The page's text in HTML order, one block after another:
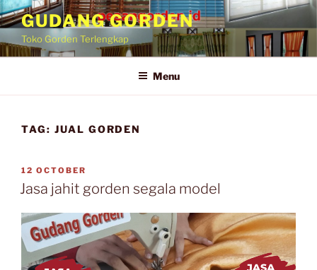
GUDANG GORDEN
Toko Gorden Terlengkap
Menu
TAG: JUAL GORDEN
12 OCTOBER
Jasa jahit gorden segala model